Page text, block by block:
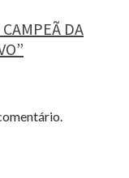
DA